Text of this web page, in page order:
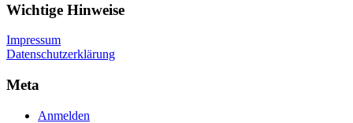
Wichtige Hinweise
Impressum
Datenschutzerklärung
Meta
Anmelden